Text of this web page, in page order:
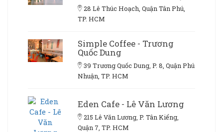
28 Lê Thúc Hoạch, Quận Tân Phú,
TP. HCM
Simple Coffee - Trương
Quốc Dung
39 Trương Quốc Dung, P. 8, Quận Phú
Nhuận, TP. HCM
Eden Cafe - Lê Văn Lương
215 Lê Văn Lương, P. Tân Kiểng,
Quận 7, TP. HCM